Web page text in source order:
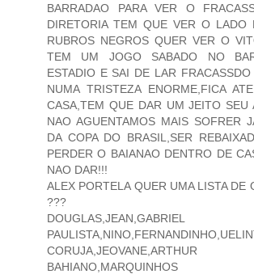
BARRADAO PARA VER O
DIRETORIA TEM QUE VER O LADO
RUBROS NEGROS QUER VER O
TEM UM JOGO SABADO NO
ESTADIO E SAI DE LAR
NUMA TRISTEZA ENORME,FICA
CASA,TEM QUE DAR UM JEITO SEU
NAO AGUENTAMOS MAIS SOFRER
DA COPA DO BRASIL,SER
PERDER O BAIANAO DENTRO DE
NAO DAR!!!
ALEX PORTELA QUER UMA LISTA DE
???
DOUGLAS,JEAN,GABRIEL
BAHIANO,MARQUINHOS